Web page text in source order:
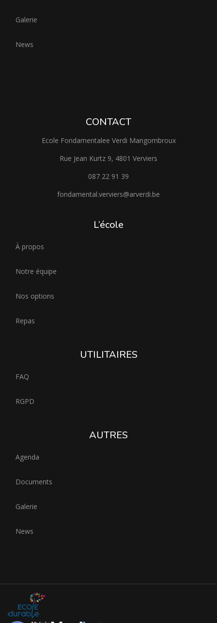
Galerie
News
CONTACT
Ecole Fondamentalee Verdi Mangombroux
Rue Jean Kurtz 9, 4801 Verviers
087 22 91 39
fondamental.verviers@arverdi.be
L’école
À propos
Notre équipe
Nos options
Repas
UTILITAIRES
FAQ
RGPD
AUTRES
Agenda
Documents
Galerie
News